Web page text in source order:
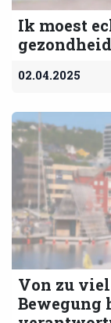
Ik moest
gezondheid
02.04.2025
Von zu
Bewegung